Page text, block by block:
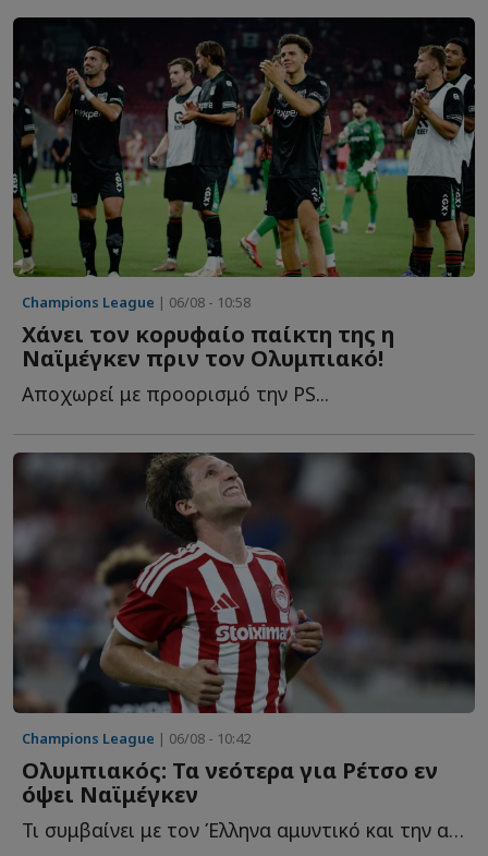
Champions League | 06/08 - 10:58
Χάνει τον κορυφαίο παίκτη της η
Ναϊμέγκεν πριν τον Ολυμπιακό!
Αποχωρεί με προορισμό την PS...
Champions League | 06/08 - 10:42
Ολυμπιακός: Τα νεότερα για Ρέτσο εν
όψει Ναϊμέγκεν
Τι συμβαίνει με τον Έλληνα αμυντικό και την αναγκαστική α...